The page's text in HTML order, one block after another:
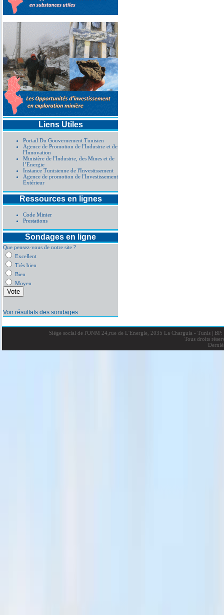
Liens Utiles
Portail Du Gouvernement Tunisien
Agence de Promotion de l'Industrie et de
l'Innovation
Ministère de l'Industrie, des Mines et de
l’Energie
Instance Tunisienne de l'Investissement
Agence de promotion de l'Investissement
Extérieur
Ressources en lignes
Code Minier
Prestations
Sondages en ligne
Que pensez-vous de notre site ?
Excellent
Très bien
Bien
Moyen
Voir résultats des sondages
Siège social de l'ONM 24,rue de L'Energie, 2035 La Charguia - Tunis |BP:
Tous droits